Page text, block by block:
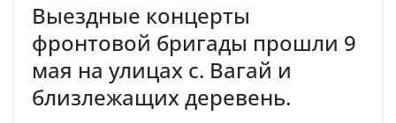
Выездные концерты
фронтовой бригады прошли 9
мая на улицах с. Вагай и
близлежащих деревень.